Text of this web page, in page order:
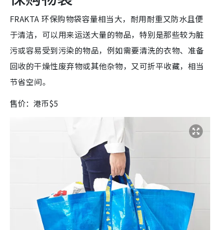
FRAKTA 环保购物袋容量相当大，耐用耐重又防水且便
于清洁，可以用来运送大量的物品，特别是那些较为脏
污或容易受到污染的物品，例如需要清洗的衣物、准备
回收的干燥性废弃物或其他杂物，又可折平收藏，相当
节省空间。
售价：港币$5